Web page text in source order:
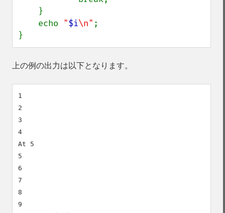
    echo
"$i\n" ;
}
上の例の出力は以下となります。
1
2
3
4
At 5
5
6
7
8
9